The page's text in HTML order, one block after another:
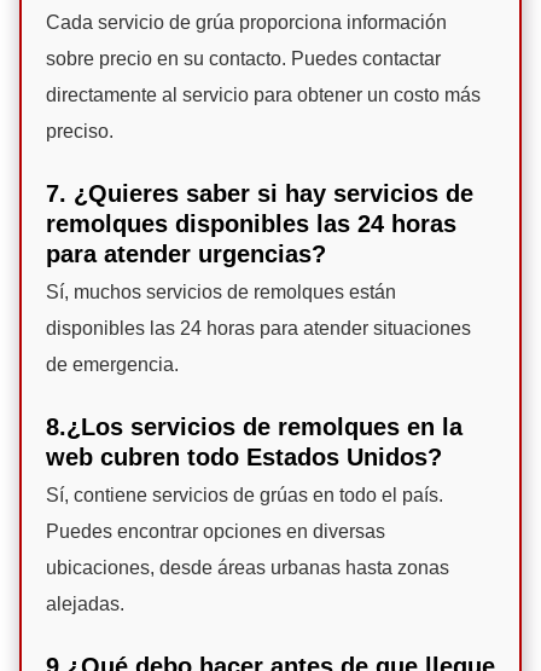
Cada servicio de grúa proporciona información
sobre precio en su contacto. Puedes contactar
directamente al servicio para obtener un costo más
preciso.
7. ¿Quieres saber si hay servicios de
remolques disponibles las 24 horas
para atender urgencias?
Sí, muchos servicios de remolques están
disponibles las 24 horas para atender situaciones
de emergencia.
8.¿Los servicios de remolques en la
web cubren todo Estados Unidos?
Sí, contiene servicios de grúas en todo el país.
Puedes encontrar opciones en diversas
ubicaciones, desde áreas urbanas hasta zonas
alejadas.